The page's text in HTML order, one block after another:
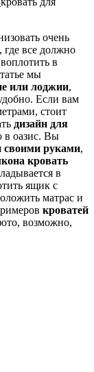
очень
все должно
в
мы
или лоджии,
Если вам
стоит
дизайн для
в оазис. Вы
своими руками,
кровать
в
ящик с
матрас и
кроватей
возможно,